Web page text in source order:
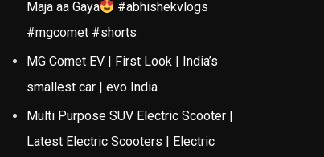
Maja aa Gaya
#abhishekvlogs
#mgcomet #shorts
MG Comet EV | First Look | India’s
smallest car | evo India
Multi Purpose SUV Electric Scooter |
Latest Electric Scooters | Electric